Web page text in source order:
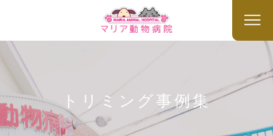
トリミング事例集